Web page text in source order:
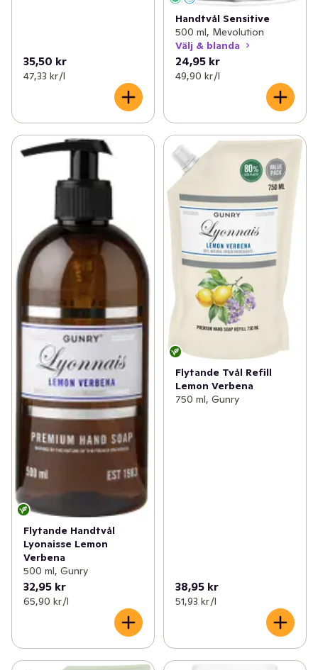
35,50 kr
47,33 kr /l
Handtvål Sensitive
500 ml, Mevolution
Välj & blanda
24,95 kr
49,90 kr /l
Flytande Handtvål
Lyonaisse Lemon
Verbena
500 ml, Gunry
32,95 kr
65,90 kr /l
Flytande Tvål Refill
Lemon Verbena
750 ml, Gunry
38,95 kr
51,93 kr /l